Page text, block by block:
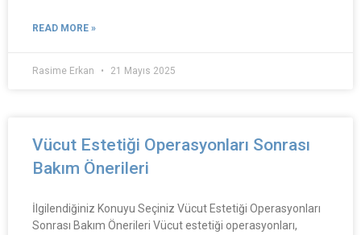
READ MORE »
Rasime Erkan 21 Mayıs 2025
Vücut Estetiği Operasyonları Sonrası
Bakım Önerileri
İlgilendiğiniz Konuyu Seçiniz Vücut Estetiği Operasyonları
Sonrası Bakım Önerileri Vücut estetiği operasyonları,